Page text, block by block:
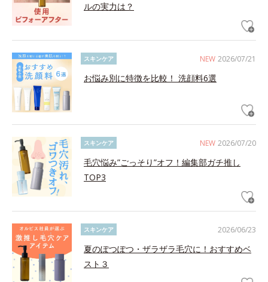
ルの実力は？
NEW 2026/07/21
スキンケア
お悩み別に特徴を比較！ 洗顔料6選
NEW 2026/07/20
スキンケア
毛穴悩み”ごっそり”オフ！編集部ガチ推し
TOP3
2026/06/23
スキンケア
夏のぽつぽつ・ザラザラ毛穴に！おすすめベ
スト３